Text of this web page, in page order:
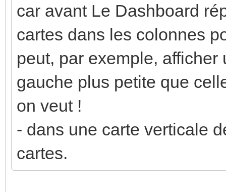
car avant Le Dashboard
cartes dans les colonnes
peut, par exemple,
gauche plus petite que
on veut !
- dans une carte verticale
cartes.